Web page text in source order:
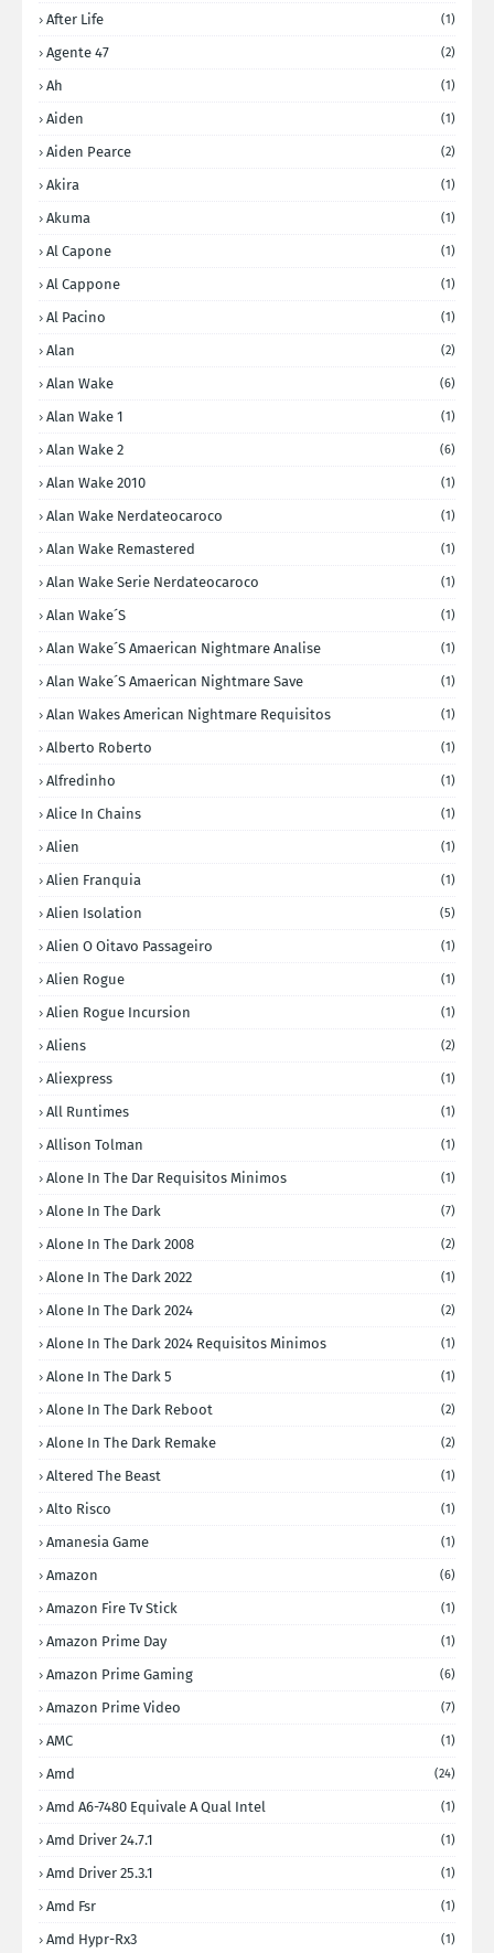
After Life (1)
Agente 47 (2)
Ah (1)
Aiden (1)
Aiden Pearce (2)
Akira (1)
Akuma (1)
Al Capone (1)
Al Cappone (1)
Al Pacino (1)
Alan (2)
Alan Wake (6)
Alan Wake 1 (1)
Alan Wake 2 (6)
Alan Wake 2010 (1)
Alan Wake Nerdateocaroco (1)
Alan Wake Remastered (1)
Alan Wake Serie Nerdateocaroco (1)
Alan Wake´s (1)
Alan Wake´s Amaerican Nightmare Analise (1)
Alan Wake´s Amaerican Nightmare Save (1)
Alan Wakes American Nightmare Requisitos (1)
Alberto Roberto (1)
Alfredinho (1)
Alice In Chains (1)
Alien (1)
Alien Franquia (1)
Alien Isolation (5)
Alien O Oitavo Passageiro (1)
Alien Rogue (1)
Alien Rogue Incursion (1)
Aliens (2)
Aliexpress (1)
All Runtimes (1)
Allison Tolman (1)
Alone In The Dar Requisitos Minimos (1)
Alone In The Dark (7)
Alone In The Dark 2008 (2)
Alone In The Dark 2022 (1)
Alone In The Dark 2024 (2)
Alone In The Dark 2024 Requisitos Minimos (1)
Alone In The Dark 5 (1)
Alone In The Dark Reboot (2)
Alone In The Dark Remake (2)
Altered The Beast (1)
Alto Risco (1)
Amanesia Game (1)
Amazon (6)
Amazon Fire Tv Stick (1)
Amazon Prime Day (1)
Amazon Prime Gaming (6)
Amazon Prime Video (7)
AMC (1)
Amd (24)
Amd A6-7480 Equivale A Qual Intel (1)
Amd Driver 24.7.1 (1)
Amd Driver 25.3.1 (1)
Amd Fsr (1)
Amd Hypr-Rx3 (1)